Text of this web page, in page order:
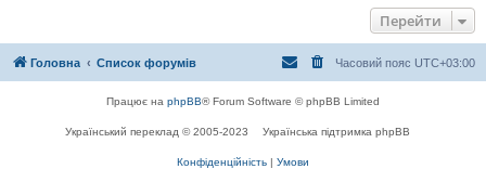
Перейти
Головна Список форумів Часовий пояс UTC+03:00
Працює на phpBB® Forum Software © phpBB Limited
Український переклад © 2005-2023 Українська підтримка phpBB
Конфіденційність | Умови